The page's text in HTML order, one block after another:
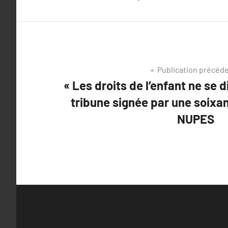
de
l’article
Publication
« Les droits de l’enfant ne se
tribune signée par une
NUPES